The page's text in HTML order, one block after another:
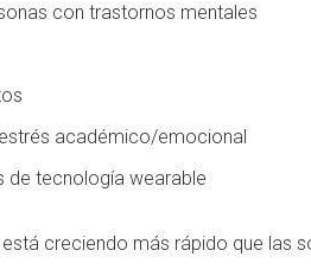
con trastornos mentales
académico/emocional
de tecnología wearable
está creciendo más rápido que las